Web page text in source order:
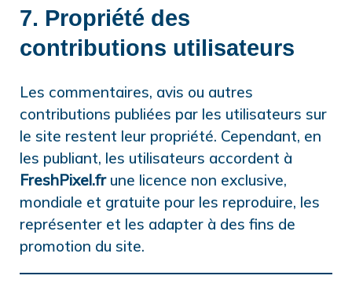
7. Propriété des
contributions utilisateurs
Les commentaires, avis ou autres
contributions publiées par les utilisateurs sur
le site restent leur propriété. Cependant, en
les publiant, les utilisateurs accordent à
FreshPixel.frune licence non exclusive,
mondiale et gratuite pour les reproduire, les
représenter et les adapter à des fins de
promotion du site.